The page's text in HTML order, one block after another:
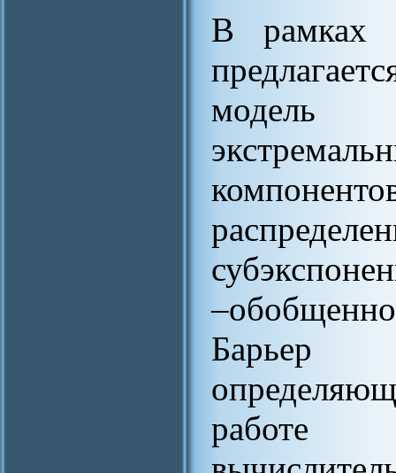
В рамках
модель
Барьер
работе